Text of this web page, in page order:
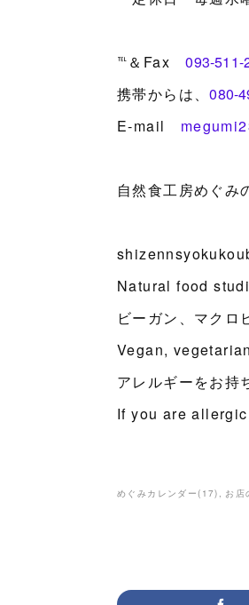
℡＆Fax093-511-
携帯からは、080-
E-mail
自然食工房めぐみ
Natural food
ビーガン、マクロ
Vegan,
アレルギーをお持
If you are
めぐみカレンダー( 17) お店